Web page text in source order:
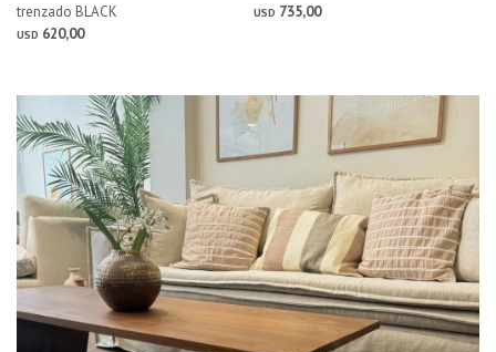
trenzado BLACK
USD 620,00
USD 735,00